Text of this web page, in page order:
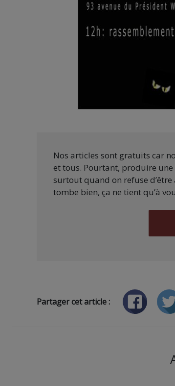
Nos articles sont gratuits car
et tous. Pourtant, produire
surtout quand on refuse
tombe bien, ça ne tient qu’à
Partager cet article :